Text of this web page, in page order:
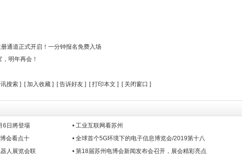
通道正式开启！一分钟报名免费入场
明年再会！
搜索 ] [加入收藏 ] [告诉好友 ] [打印本文 ] [ 关闭窗口 ]
6日將登場
• 工业互联网看苏州
会看点十
• 全球首个5G环境下的电子信息博览会/2019第十八
人展览会联
• 第18届苏州电博会新闻发布会召开，展会精彩亮点